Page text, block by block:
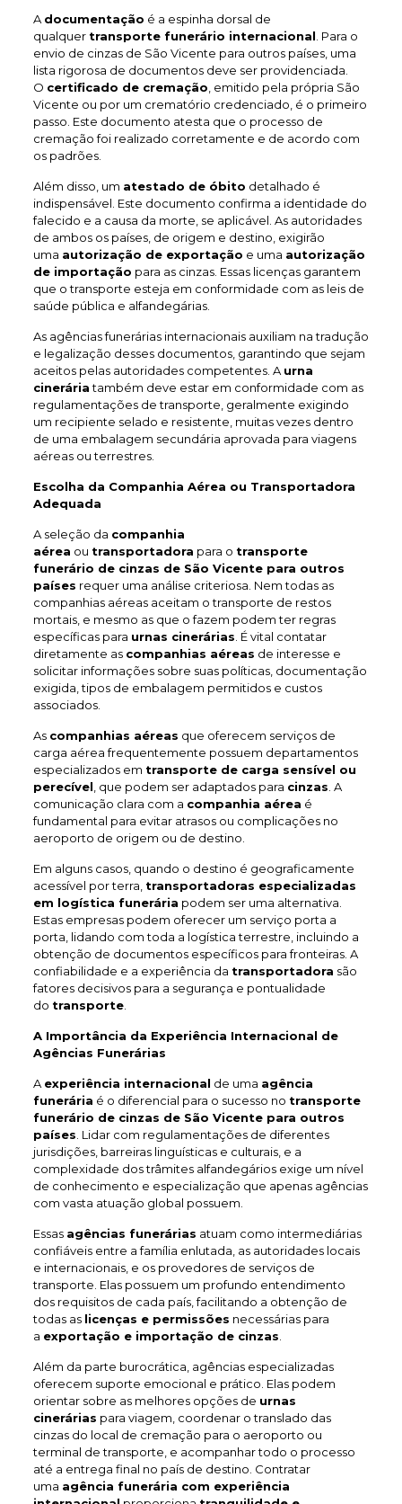
A documentação é a espinha dorsal de
qualquer transporte funerário internacional . Para o
envio de cinzas de São Vicente para outros países, uma
lista rigorosa de documentos deve ser providenciada.
O certificado de cremação , emitido pela própria São
Vicente ou por um crematório credenciado, é o primeiro
passo. Este documento atesta que o processo de
cremação foi realizado corretamente e de acordo com
os padrões.
Além disso, um atestado de óbito detalhado é
indispensável. Este documento confirma a identidade do
falecido e a causa da morte, se aplicável. As autoridades
de ambos os países, de origem e destino, exigirão
uma autorização de exportação e uma autorização
de importação para as cinzas. Essas licenças garantem
que o transporte esteja em conformidade com as leis de
saúde pública e alfandegárias.
As agências funerárias internacionais auxiliam na tradução
e legalização desses documentos, garantindo que sejam
aceitos pelas autoridades competentes. A urna
cineráriatambém deve estar em conformidade com as
regulamentações de transporte, geralmente exigindo
um recipiente selado e resistente, muitas vezes dentro
de uma embalagem secundária aprovada para viagens
aéreas ou terrestres.
Escolha da Companhia Aérea ou Transportadora
Adequada
A seleção da companhia
aérea ou transportadora para o transporte
funerário de cinzas de São Vicente para outros
países requer uma análise criteriosa. Nem todas as
companhias aéreas aceitam o transporte de restos
mortais, e mesmo as que o fazem podem ter regras
específicas para urnas cinerárias . É vital contatar
diretamente as companhias aéreas de interesse e
solicitar informações sobre suas políticas, documentação
exigida, tipos de embalagem permitidos e custos
associados.
As companhias aéreas que oferecem serviços de
carga aérea frequentemente possuem departamentos
especializados em transporte de carga sensível ou
perecível , que podem ser adaptados para cinzas . A
comunicação clara com a companhia aérea é
fundamental para evitar atrasos ou complicações no
aeroporto de origem ou de destino.
Em alguns casos, quando o destino é geograficamente
acessível por terra, transportadoras especializadas
em logística funerária podem ser uma alternativa.
Estas empresas podem oferecer um serviço porta a
porta, lidando com toda a logística terrestre, incluindo a
obtenção de documentos específicos para fronteiras. A
confiabilidade e a experiência da transportadora são
fatores decisivos para a segurança e pontualidade
do transporte.
A Importância da Experiência Internacional de
Agências Funerárias
A experiência internacional de uma agência
funerária é o diferencial para o sucesso no transporte
funerário de cinzas de São Vicente para outros
países . Lidar com regulamentações de diferentes
jurisdições, barreiras linguísticas e culturais, e a
complexidade dos trâmites alfandegários exige um nível
de conhecimento e especialização que apenas agências
com vasta atuação global possuem.
Essas agências funerárias atuam como intermediárias
confiáveis entre a família enlutada, as autoridades locais
e internacionais, e os provedores de serviços de
transporte. Elas possuem um profundo entendimento
dos requisitos de cada país, facilitando a obtenção de
todas as licenças e permissões necessárias para
a exportação e importação de cinzas
Além da parte burocrática, agências especializadas
oferecem suporte emocional e prático. Elas podem
orientar sobre as melhores opções de urnas
cinerárias para viagem, coordenar o translado das
cinzas do local de cremação para o aeroporto ou
terminal de transporte, e acompanhar todo o processo
até a entrega final no país de destino. Contratar
uma agência funerária com experiência